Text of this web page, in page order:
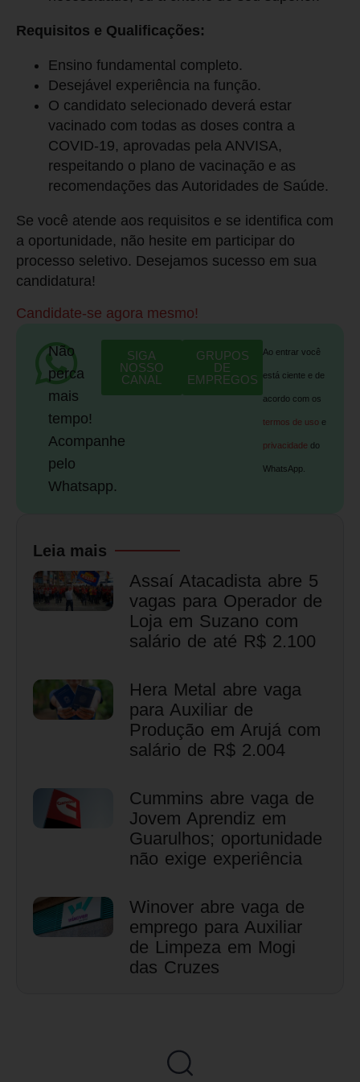
Requisitos e Qualificações:
Ensino fundamental completo.
Desejável experiência na função.
O candidato selecionado deverá estar
vacinado com todas as doses contra a
COVID-19, aprovadas pela ANVISA,
respeitando o plano de vacinação e as
recomendações das Autoridades de Saúde.
Se você atende aos requisitos e se identifica com
a oportunidade, não hesite em participar do
processo seletivo. Desejamos sucesso em sua
candidatura!
Candidate-se agora mesmo!
Não
perca
mais
tempo!
Acompanhe
pelo
Whatsapp.
SIGA
NOSSO
CANAL
GRUPOS
DE
EMPREGOS
Ao entrar você
está ciente e de
acordo com os
termos de uso e
privacidade do
WhatsApp.
Leia mais
Assaí Atacadista abre 5
vagas para Operador de
Loja em Suzano com
salário de até R$ 2.100
Hera Metal abre vaga
para Auxiliar de
Produção em Arujá com
salário de R$ 2.004
Cummins abre vaga de
Jovem Aprendiz em
Guarulhos; oportunidade
não exige experiência
Winover abre vaga de
emprego para Auxiliar
de Limpeza em Mogi
das Cruzes